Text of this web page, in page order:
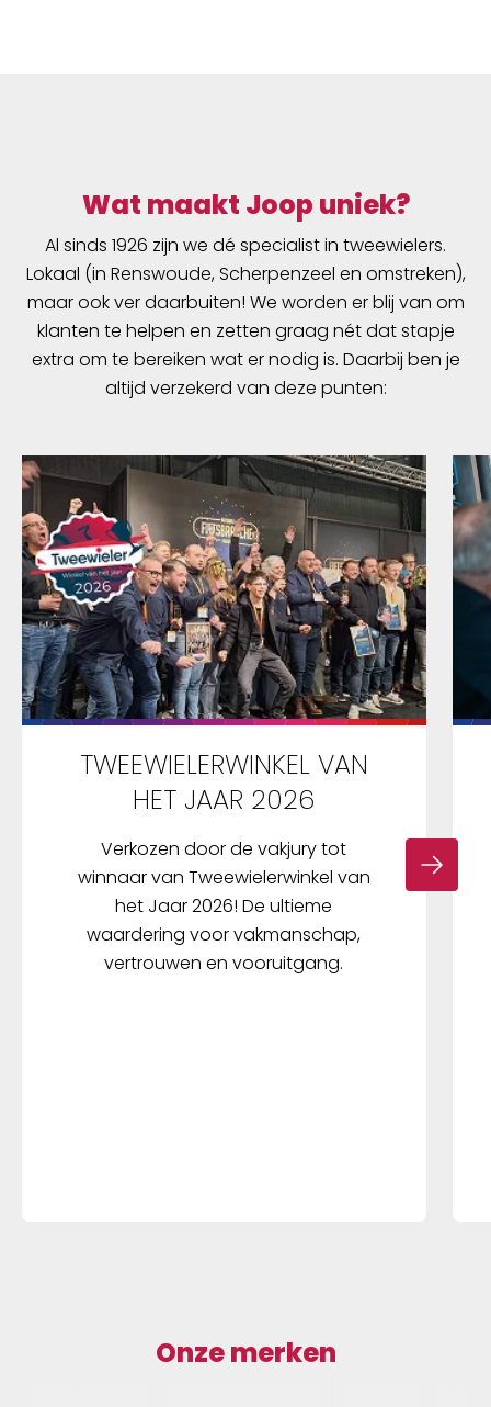
Wat maakt Joop uniek?
Al sinds 1926 zijn we dé specialist in tweewielers.
Lokaal (in Renswoude, Scherpenzeel en omstreken),
maar ook ver daarbuiten! We worden er blij van om
klanten te helpen en zetten graag nét dat stapje
extra om te bereiken wat er nodig is. Daarbij ben je
altijd verzekerd van deze punten:
TWEEWIELERWINKEL VAN
HET JAAR 2026
Verkozen door de vakjury tot
winnaar van Tweewielerwinkel van
het Jaar 2026! De ultieme
waardering voor vakmanschap,
vertrouwen en vooruitgang.
Onze merken